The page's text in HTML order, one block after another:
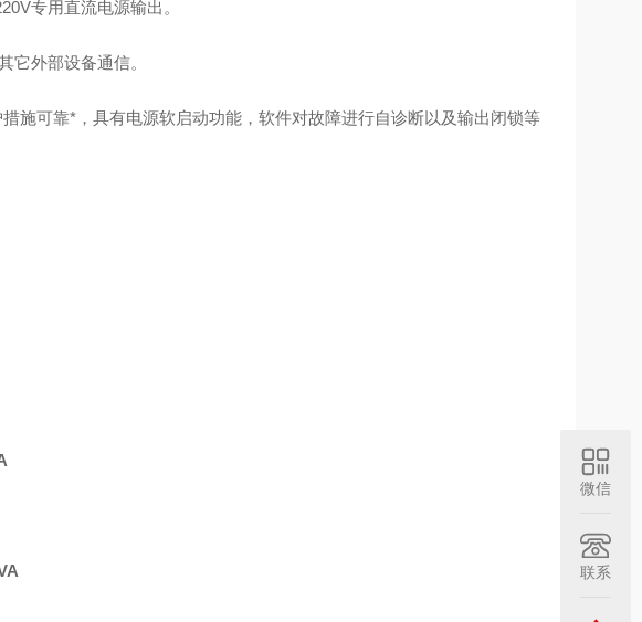
专用直流电源输出。
它外部设备通信。
施可靠*，具有电源软启动功能，软件对故障进行自诊断以及输出闭锁等
微信
联系